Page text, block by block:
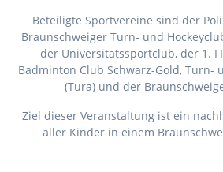
Beteiligte Sportvereine sind der
Braunschweiger Turn- und
der Universitätssportclub, der 1.
Badminton Club Schwarz-Gold, Turn-
(Tura) und der
Ziel dieser Veranstaltung ist ein
aller Kinder in einem